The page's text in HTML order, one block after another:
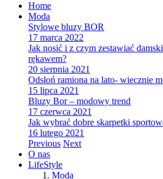
Home
Moda
Stylowe bluzy BOR
17 marca 2022
Jak nosić i z czym zestawiać
rękawem?
20 sierpnia 2021
Odsłoń ramiona na lato- wiecznie
15 lipca 2021
Bluzy Bor – modowy trend
17 czerwca 2021
Jak wybrać dobre skarpetki
16 lutego 2021
Previous Next
O nas
LifeStyle
Moda